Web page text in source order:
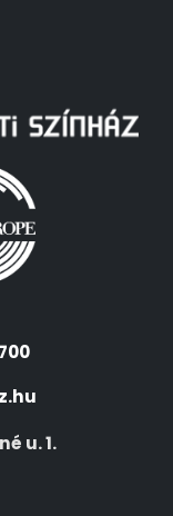
u. 1.